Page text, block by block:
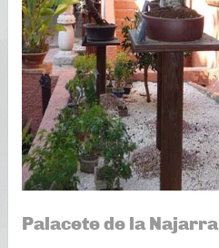
Palacete de la Najarra